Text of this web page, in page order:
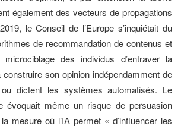
également des vecteurs de propagations
le Conseil de l’Europe s’inquiétait du
de recommandation de contenus et
des individus d’entraver la
son opinion indépendamment de
dictent les systèmes automatisés. Le
évoquait même un risque de persuasion
mesure où l’IA permet « d’influencer les